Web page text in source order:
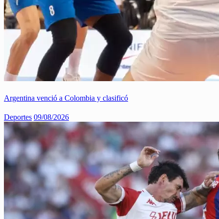
Argentina venció a Colombia y clasificó
Deportes 09/08/2026